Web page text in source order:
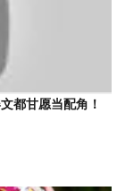
都甘愿当配角！